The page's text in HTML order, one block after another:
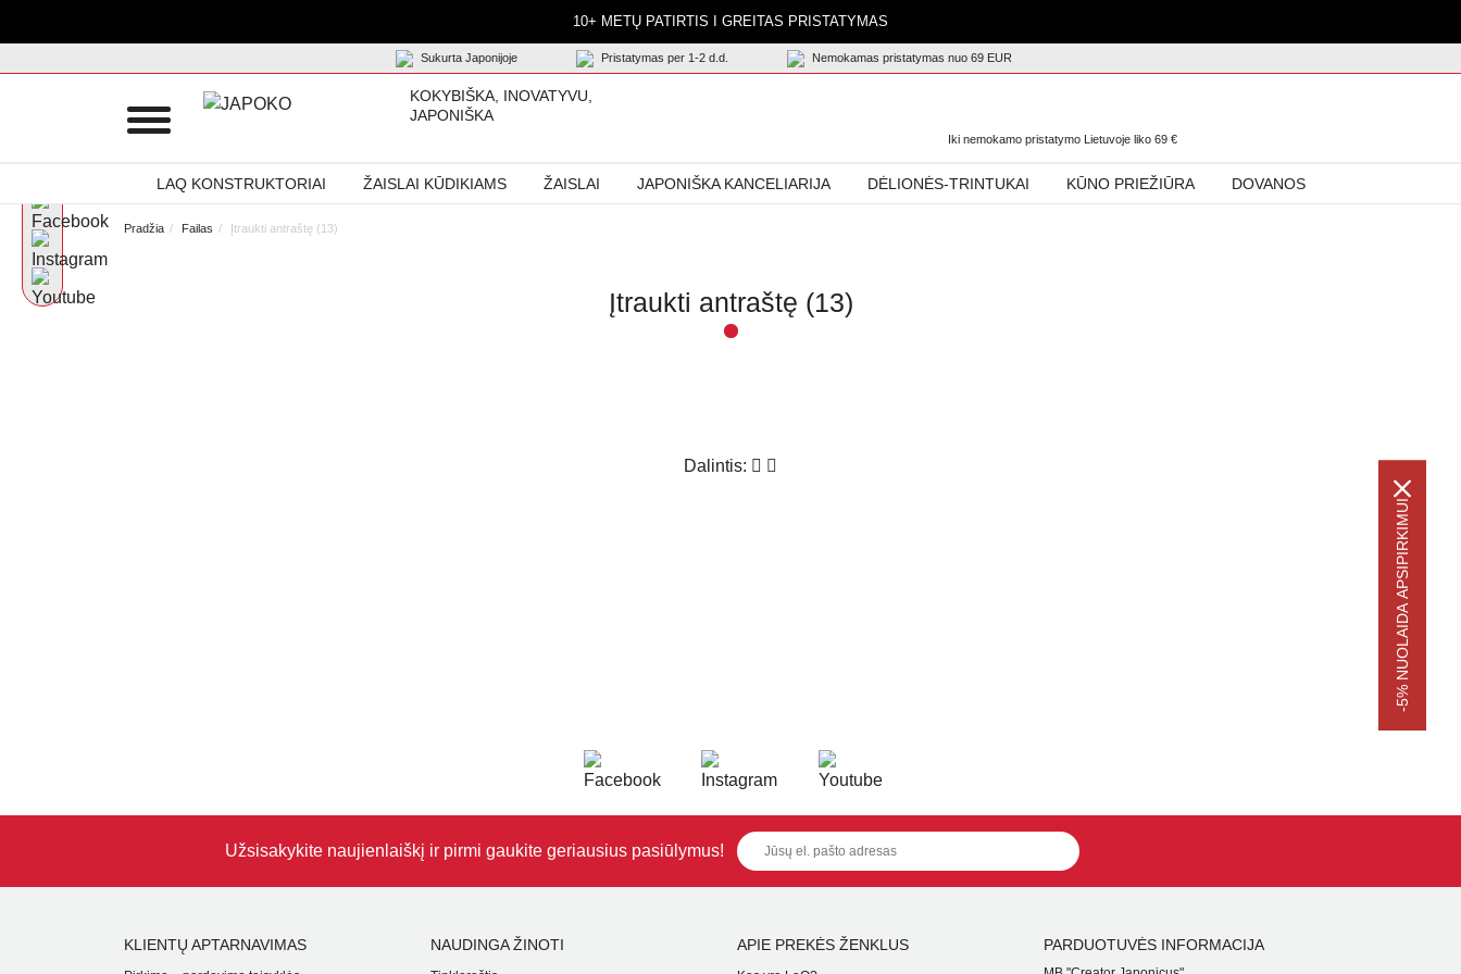
10+ METŲ PATIRTIS I GREITAS PRISTATYMAS
Sukurta Japonijoje Pristatymas per 1-2 d.d. Nemokamas pristatymas nuo 69 EUR
KOKYBIŠKA, INOVATYVU,
JAPONIŠKA
Iki nemokamo pristatymo Lietuvoje liko 69 €
LAQ KONSTRUKTORIAI ŽAISLAI KŪDIKIAMS ŽAISLAI JAPONIŠKA KANCELIARIJA DĖLIONĖS-TRINTUKAI KŪNO PRIEŽIŪRA DOVANOS
Pradžia Failas Įtraukti antraštę (13)
Įtraukti antraštę (13)
Dalintis:
Užsisakykite naujienlaiškį ir pirmi gaukite geriausius pasiūlymus!
KLIENTŲ APTARNAVIMAS NAUDINGA ŽINOTI APIE PREKĖS ŽENKLUS PARDUOTUVĖS INFORMACIJA
-5% NUOLAIDA APSIPIRKIMUI